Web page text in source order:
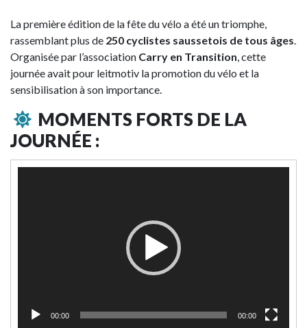
La première édition de la fête du vélo a été un triomphe,
rassemblant plus de 250 cyclistes saussetois de tous âges.
Organisée par l’association Carry en Transition, cette
journée avait pour leitmotiv la promotion du vélo et la
sensibilisation à son importance.
MOMENTS FORTS DE LA
JOURNÉE :
00:00 00:00